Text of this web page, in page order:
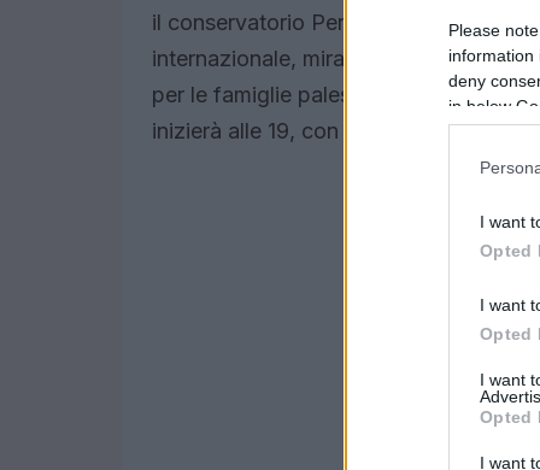
Please
information
deny
in below
I want
Opted
I want
Opted
I want
Opted
I want
il conservatorio Peri-Merulo e il
internazionale, mira a raccogliere
per le famiglie palestinesi nel
inizierà alle 19, con un programma